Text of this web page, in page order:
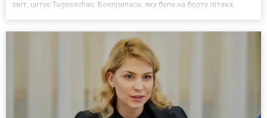
звіт, цитує Tagesschau. Боєприпаси, яку були на борту літака,